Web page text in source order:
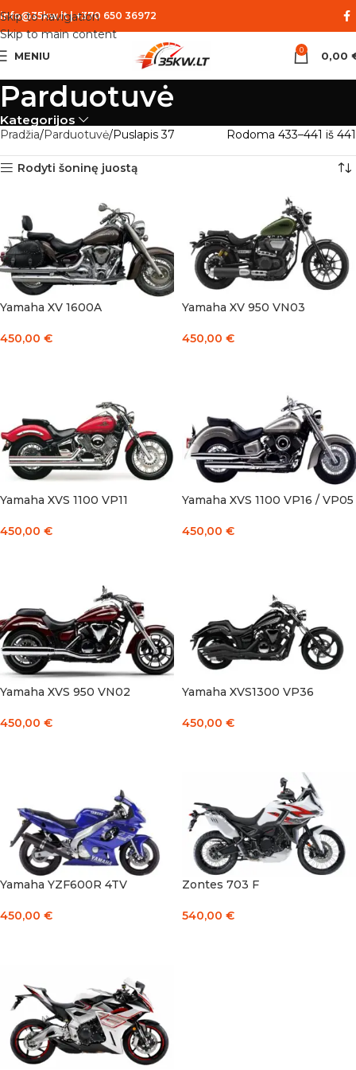
Skip to navigation
Skip to main content
info@35kw.lt|+370 650 36972
MENIU 0 0,00
Parduotuvė
Kategorijos
Pradžia Parduotuvė Puslapis 37 Rodoma 433–441 iš 441
Rodyti šoninę juostą
Yamaha XV 1600A
450,00 €
Yamaha XV 950 VN03
450,00 €
Yamaha XVS 1100 VP11
450,00 €
Yamaha XVS 1100 VP16 / VP05
450,00 €
Yamaha XVS 950 VN02
450,00 €
Yamaha XVS1300 VP36
450,00 €
Yamaha YZF600R 4TV
450,00 €
Zontes 703 F
540,00 €